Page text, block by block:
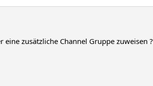
zusätzliche Channel Gruppe zuweisen ?